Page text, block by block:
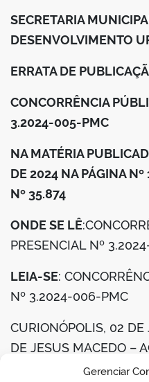
Gerenciar
SECRETARIA
DESENVOLVIMENTO
ERRATA DE
CONCORRÊNCIA
3.2024-005-PMC
NA MATÉRIA
DE 2024 NA PÁGINA
Nº 35.874
ONDE SE LÊ
PRESENCIAL Nº
LEIA-SE:
Nº 3.2024-006-PMC
CURIONÓPOLIS, 02
DE JESUS MACEDO –
CONTRATAÇÃO.